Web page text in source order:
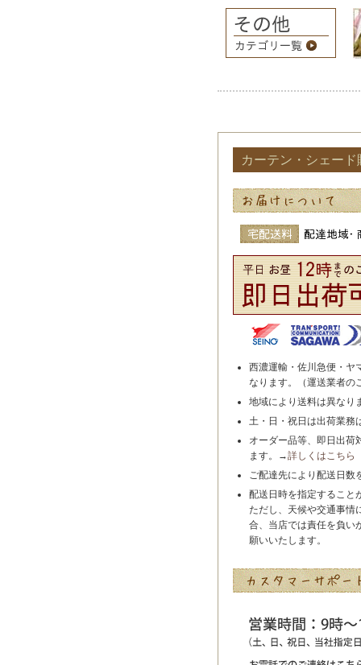
カーテン・シェー
西濃運輸・佐川急便・ヤ
なります。（運送業者の
地域により送料は異なり
土・日・祝日は出荷業務
オーダー品等、即日出荷
ます。→詳しくはこちら
ご配達先により配送日数
配送日時を指定すること
ただし、天候や交通事情
合、当店では責任を負い
願いいたします。